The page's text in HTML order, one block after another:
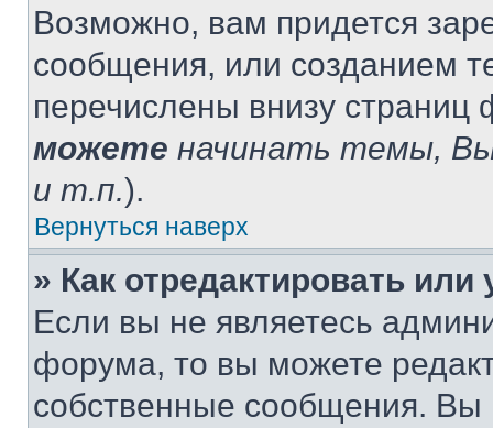
Возможно, вам придется
сообщения, или созданием
перечислены внизу
можете начинать темы,
и т.п.).
Вернуться наверх
» Как отредактировать
Если вы не являетесь
форума, то вы можете
собственные сообщения. Вы